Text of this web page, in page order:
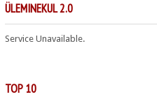
ÜLEMINEKUL 2.0
Service Unavailable.
TOP 10